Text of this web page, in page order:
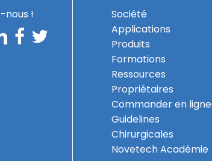
nous !
Société
Applications
Produits
Formations
Ressources
Propriétaires
Commander en ligne
Guidelines
Chirurgicales
Novetech Académie